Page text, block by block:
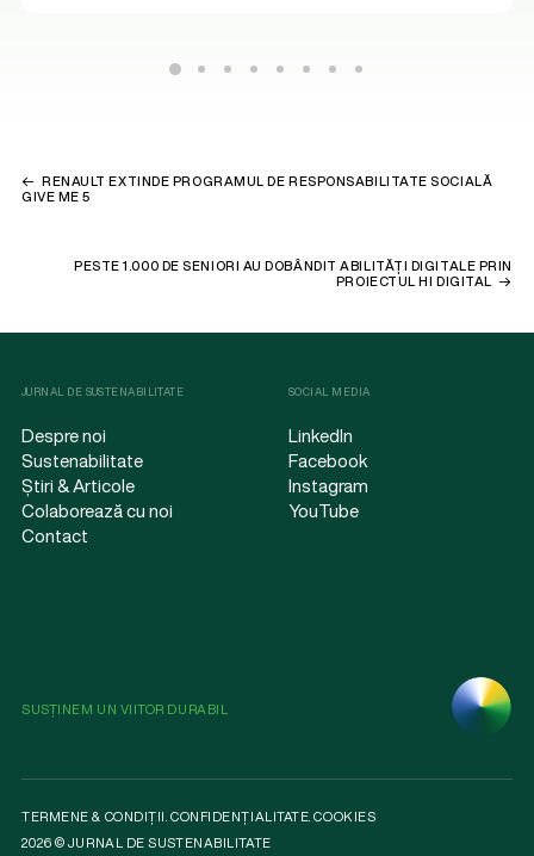
RENAULT EXTINDE PROGRAMUL DE RESPONSABILITATE SOCIALĂ
GIVE ME 5
PESTE 1.000 DE SENIORI AU DOBÂNDIT ABILITĂȚI DIGITALE PRIN
PROIECTUL HI DIGITAL
JURNAL DE SUSTENABILITATE
Despre noi
Sustenabilitate
Știri & Articole
Colaborează cu noi
Contact
SOCIAL MEDIA
LinkedIn
Facebook
Instagram
YouTube
SUSȚINEM UN VIITOR DURABIL
TERMENE & CONDIȚII.CONFIDENȚIALITATE.COOKIES
2026 © JURNAL DE SUSTENABILITATE